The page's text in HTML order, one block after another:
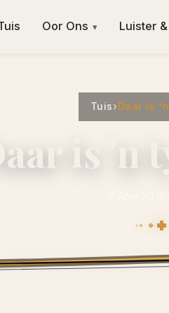
Oor Ons ▾ Luister
Tuis›Daar is
is 'n